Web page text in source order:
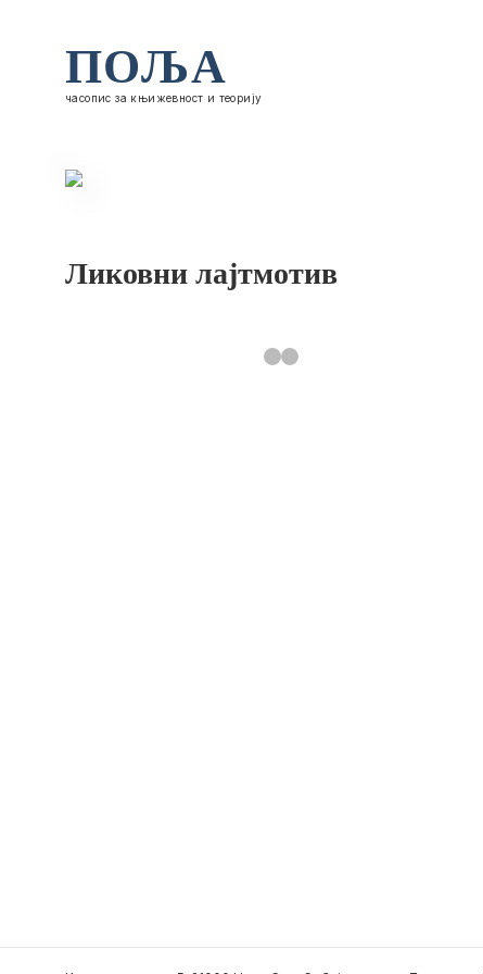
ПОЉА
часопис за књижевност и теорију
Ликовни лајтмотив